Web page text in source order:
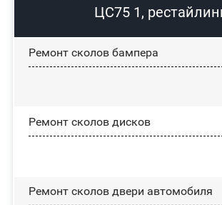
ЦС75 1,
Ремонт сколов бампера
Ремонт сколов дисков
Ремонт сколов двери автомобиля